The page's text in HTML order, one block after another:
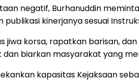
negatif, Burhanuddin
kinerjanya sesuai
jiwa korsa, rapatkan barisan,
dan biarkan masyarakat yang
kapasitas Kejaksaan